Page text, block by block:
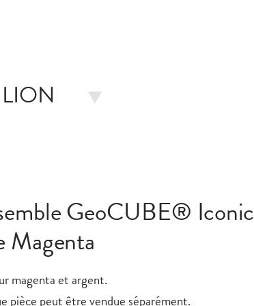
GeoCUBE® Iconic
Magenta
magenta et argent.
pièce peut être vendue séparément.